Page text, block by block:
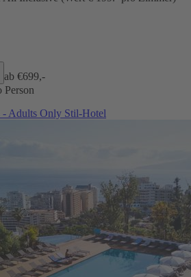
ab €699,-
Person
Adults Only Stil-Hotel